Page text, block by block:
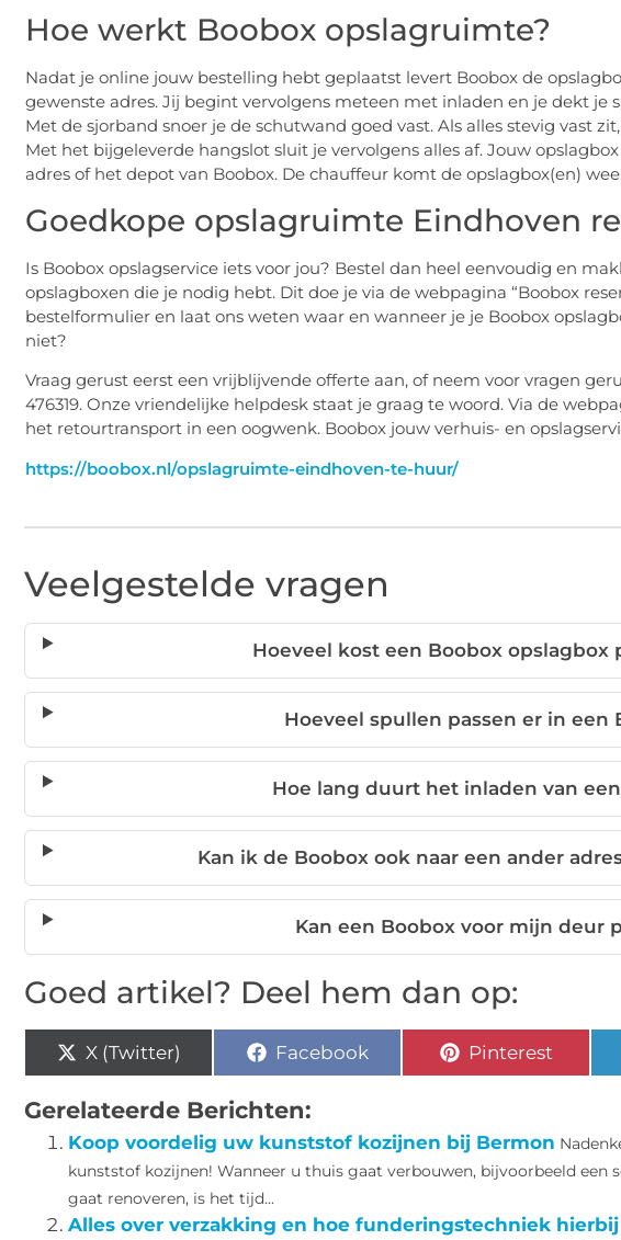
Hoe werkt Boobox opslagruimte?
Nadat je online jouw bestelling hebt geplaatst levert Boobox de
gewenste adres. Jij begint vervolgens meteen met inladen en je dekt je
Met de sjorband snoer je de schutwand goed vast. Als alles stevig vast
Met het bijgeleverde hangslot sluit je vervolgens alles af. Jouw
adres of het depot van Boobox. De chauffeur komt de opslagbox(en)
Goedkope opslagruimte Eindhoven
Is Boobox opslagservice iets voor jou? Bestel dan heel eenvoudig en
opslagboxen die je nodig hebt. Dit doe je via de webpagina “Boobox
bestelformulier en laat ons weten waar en wanneer je je Boobox
niet?
Vraag gerust eerst een vrijblijvende offerte aan, of neem voor vragen
476319. Onze vriendelijke helpdesk staat je graag te woord. Via de
het retourtransport in een oogwenk. Boobox jouw verhuis- en
https://boobox.nl/opslagruimte-eindhoven-te-huur/
Veelgestelde vragen
Hoeveel kost een Boobox opslagbox
Hoeveel spullen passen er in een
Hoe lang duurt het inladen van
Kan ik de Boobox ook naar een ander
Kan een Boobox voor mijn deur
Goed artikel? Deel hem dan op:
X (Twitter) Facebook Pinterest
Gerelateerde Berichten:
Koop voordelig uw kunststof kozijnen bij Bermon
kunststof kozijnen! Wanneer u thuis gaat verbouwen, bijvoorbeeld een
gaat renoveren, is het tijd...
Alles over verzakking en hoe funderingstechniek